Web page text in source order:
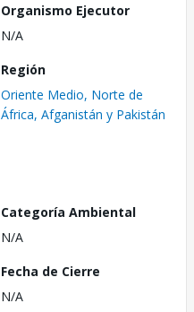
Organismo Ejecutor
N/A
Región
Oriente Medio, Norte de
África, Afganistán y Pakistán
Categoría Ambiental
N/A
Fecha de Cierre
N/A